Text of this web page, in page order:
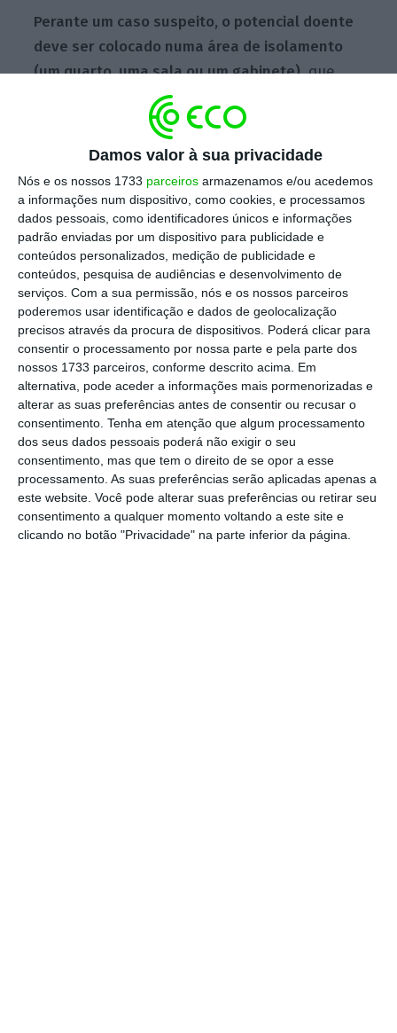
Damos valor à sua privacidade
Nós e os nossos 1733 parceiros armazenamos e/ou acedemos
a informações num dispositivo, como cookies, e processamos
dados pessoais, como identificadores únicos e informações
padrão enviadas por um dispositivo para publicidade e
conteúdos personalizados, medição de publicidade e
conteúdos, pesquisa de audiências e desenvolvimento de
serviços. Com a sua permissão, nós e os nossos parceiros
poderemos usar identificação e dados de geolocalização
precisos através da procura de dispositivos. Poderá clicar para
consentir o processamento por nossa parte e pela parte dos
nossos 1733 parceiros, conforme descrito acima. Em
alternativa, pode aceder a informações mais pormenorizadas e
alterar as suas preferências antes de consentir ou recusar o
consentimento. Tenha em atenção que algum processamento
dos seus dados pessoais poderá não exigir o seu
consentimento, mas que tem o direito de se opor a esse
processamento. As suas preferências serão aplicadas apenas a
este website. Você pode alterar suas preferências ou retirar seu
consentimento a qualquer momento voltando a este site e
clicando no botão "Privacidade" na parte inferior da página.
Perante um caso suspeito, o potencial doente
deve ser colocado numa área de isolamento
(um quarto, uma sala ou um gabinete), que
permita distanciamento social em relação
aos restantes utentes ou doentes.
Número de mortos por causa do coronavírus sobe
para 213
Ler Mais
A DGS apela a que as unidades de saúde
afixem, em locais visíveis, cartazes que
alertem os utentes para a necessidade de
informar o segurança ou administrativo no
caso de terem viajado nos últimos 14 dias de
Wuhan, da província de Hubei ou de áreas
afetadas pelo novo coronavírus e terem
sintomas de infeção respiratória.
Os profissionais de saúde devem aplicar aos
casos suspeitos as medidas de controlo de